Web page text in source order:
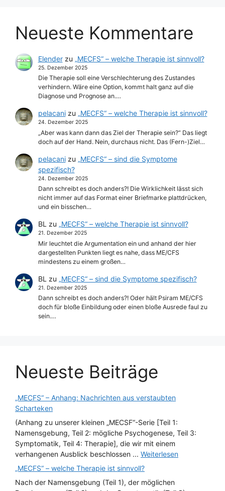
Neueste Kommentare
Elenderzu „MECFS“ – welche Therapie ist sinnvoll?
25. Dezember 2025
Die Therapie soll eine Verschlechterung des Zustandes
verhindern. Wäre eine Option, kommt halt ganz auf die
Diagnose und Prognose an.…
pelacanizu „MECFS“ – welche Therapie ist sinnvoll?
24. Dezember 2025
„Aber was kann dann das Ziel der Therapie sein?“ Das liegt
doch auf der Hand. Nein, durchaus nicht. Das (Fern-)Ziel…
pelacanizu „MECFS“ – sind die Symptome
spezifisch?
24. Dezember 2025
Dann schreibt es doch anders?! Die Wirklichkeit lässt sich
nicht immer auf das Format einer Briefmarke plattdrücken,
und ein bisschen…
BL zu „MECFS“ – welche Therapie ist sinnvoll?
21. Dezember 2025
Mir leuchtet die Argumentation ein und anhand der hier
dargestellten Punkten liegt es nahe, dass ME/CFS
mindestens zu einem großen…
BL zu „MECFS“ – sind die Symptome spezifisch?
21. Dezember 2025
Dann schreibt es doch anders?! Oder hält Psiram ME/CFS
doch für bloße Einbildung oder einen bloße Ausrede faul zu
sein.…
Neueste Beiträge
„MECFS“ – Anhang: Nachrichten aus verstaubten
Scharteken
(Anhang zu unserer kleinen „MECSF“-Serie [Teil 1:
Namensgebung, Teil 2: mögliche Psychogenese, Teil 3:
Symptomatik, Teil 4: Therapie], die wir mit einem
verhangenen Ausblick beschlossen ... Weiterlesen
„MECFS“ – welche Therapie ist sinnvoll?
Nach der Namensgebung (Teil 1), der möglichen